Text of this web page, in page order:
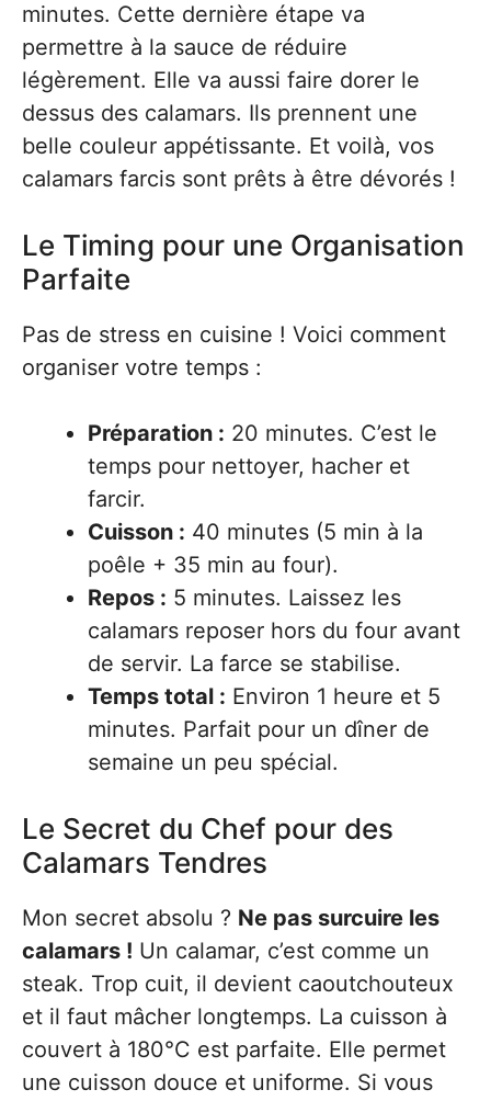
minutes. Cette dernière étape va
permettre à la sauce de réduire
légèrement. Elle va aussi faire dorer le
dessus des calamars. Ils prennent une
belle couleur appétissante. Et voilà, vos
calamars farcis sont prêts à être dévorés !
Le Timing pour une Organisation
Parfaite
Pas de stress en cuisine ! Voici comment
organiser votre temps :
Préparation : 20 minutes. C’est le
temps pour nettoyer, hacher et
farcir.
Cuisson : 40 minutes (5 min à la
poêle + 35 min au four).
Repos : 5 minutes. Laissez les
calamars reposer hors du four avant
de servir. La farce se stabilise.
Temps total : Environ 1 heure et 5
minutes. Parfait pour un dîner de
semaine un peu spécial.
Le Secret du Chef pour des
Calamars Tendres
Mon secret absolu ? Ne pas surcuire les
calamars ! Un calamar, c’est comme un
steak. Trop cuit, il devient caoutchouteux
et il faut mâcher longtemps. La cuisson à
couvert à 180°C est parfaite. Elle permet
une cuisson douce et uniforme. Si vous